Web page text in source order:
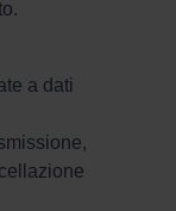
a dati